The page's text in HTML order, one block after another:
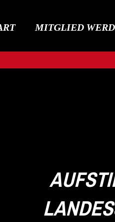
MITGLIED